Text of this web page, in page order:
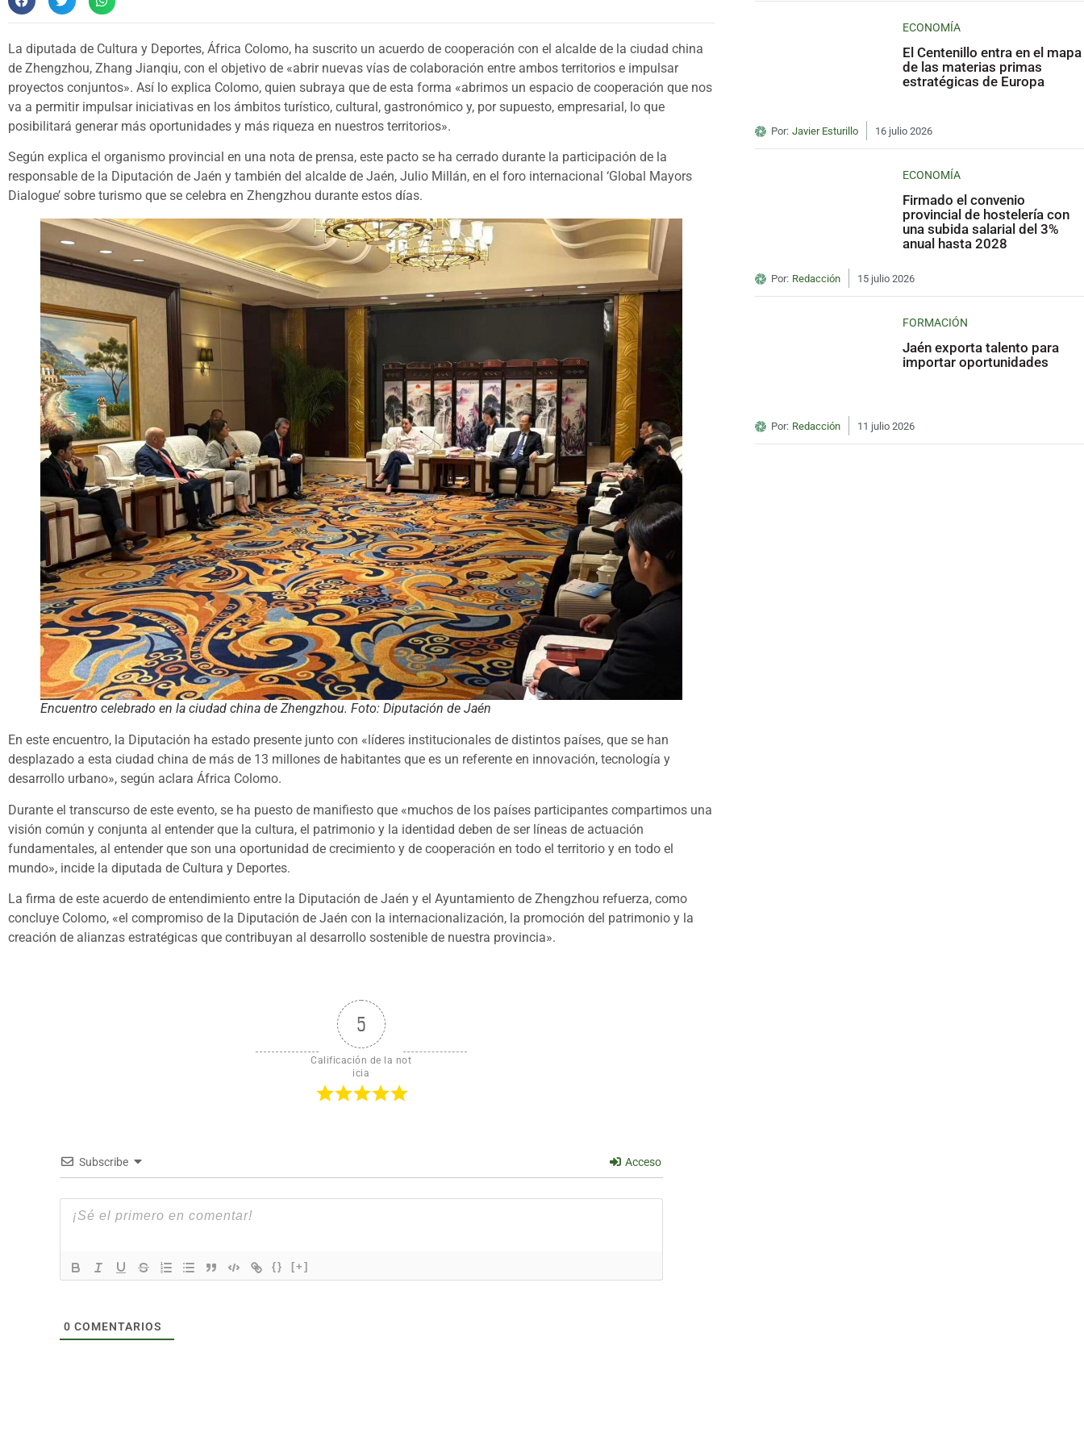
La diputada de Cultura y Deportes, África Colomo, ha suscrito un acuerdo de cooperación con el alcalde de la ciudad china
de Zhengzhou, Zhang Jianqiu, con el objetivo de «abrir nuevas vías de colaboración entre ambos territorios e impulsar
proyectos conjuntos». Así lo explica Colomo, quien subraya que de esta forma «abrimos un espacio de cooperación que nos
va a permitir impulsar iniciativas en los ámbitos turístico, cultural, gastronómico y, por supuesto, empresarial, lo que
posibilitará generar más oportunidades y más riqueza en nuestros territorios».
Según explica el organismo provincial en una nota de prensa, este pacto se ha cerrado durante la participación de la
responsable de la Diputación de Jaén y también del alcalde de Jaén, Julio Millán, en el foro internacional ‘Global Mayors
Dialogue’ sobre turismo que se celebra en Zhengzhou durante estos días.
Encuentro celebrado en la ciudad china de Zhengzhou. Foto: Diputación de Jaén
En este encuentro, la Diputación ha estado presente junto con «líderes institucionales de distintos países, que se han
desplazado a esta ciudad china de más de 13 millones de habitantes que es un referente en innovación, tecnología y
desarrollo urbano», según aclara África Colomo.
Durante el transcurso de este evento, se ha puesto de manifiesto que «muchos de los países participantes compartimos una
visión común y conjunta al entender que la cultura, el patrimonio y la identidad deben de ser líneas de actuación
fundamentales, al entender que son una oportunidad de crecimiento y de cooperación en todo el territorio y en todo el
mundo», incide la diputada de Cultura y Deportes.
La firma de este acuerdo de entendimiento entre la Diputación de Jaén y el Ayuntamiento de Zhengzhou refuerza, como
concluye Colomo, «el compromiso de la Diputación de Jaén con la internacionalización, la promoción del patrimonio y la
creación de alianzas estratégicas que contribuyan al desarrollo sostenible de nuestra provincia».
5
Calificación de la not
icia
Subscribe Acceso
{} [+]
0 COMENTARIOS
ECONOMÍA
El Centenillo entra en el mapa
de las materias primas
estratégicas de Europa
Por: Javier Esturillo 16 julio 2026
ECONOMÍA
Firmado el convenio
provincial de hostelería con
una subida salarial del 3%
anual hasta 2028
Por: Redacción 15 julio 2026
FORMACIÓN
Jaén exporta talento para
importar oportunidades
Por: Redacción 11 julio 2026